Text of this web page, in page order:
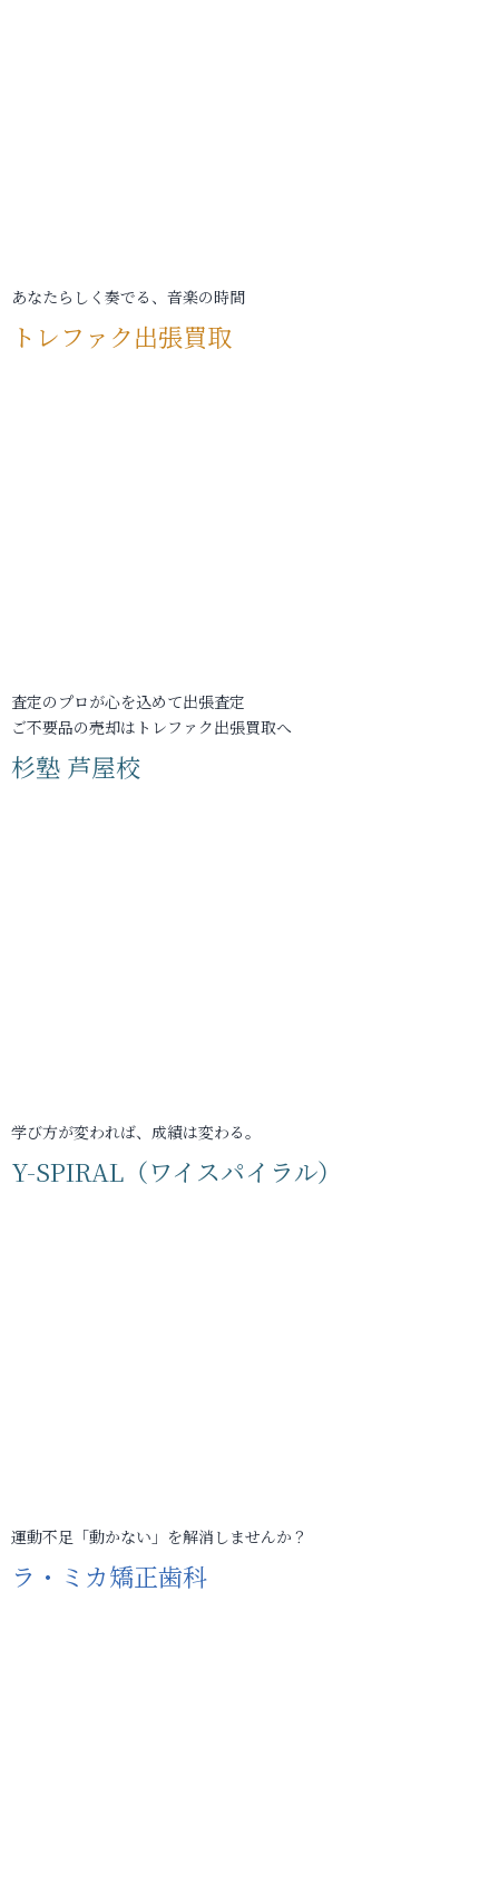
あなたらしく奏でる、音楽の時間
トレファク出張買取
査定のプロが心を込めて出張査定
ご不要品の売却はトレファク出張買取へ
杉塾 芦屋校
学び方が変われば、成績は変わる。
Y-SPIRAL（ワイスパイラル）
運動不足「動かない」を解消しませんか？
ラ・ミカ矯正歯科